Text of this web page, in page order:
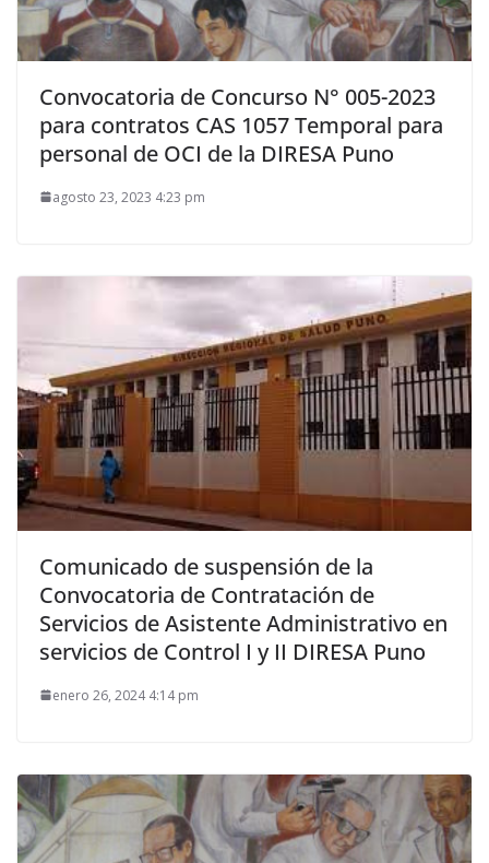
Convocatoria de Concurso N° 005-2023
para contratos CAS 1057 Temporal para
personal de OCI de la DIRESA Puno
agosto 23, 2023 4:23 pm
Comunicado de suspensión de la
Convocatoria de Contratación de
Servicios de Asistente Administrativo en
servicios de Control I y II DIRESA Puno
enero 26, 2024 4:14 pm